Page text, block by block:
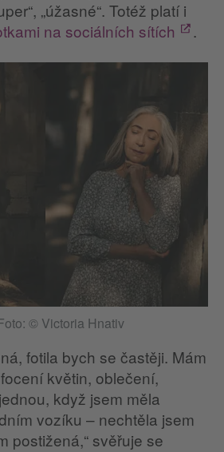
„úžasné“. Totéž platí i
na sociálních sítích .
© Victoria Hnativ
fotila bych se častěji. Mám
květin, oblečení,
když jsem měla
vozíku – nechtěla jsem
postižená,“ svěřuje se